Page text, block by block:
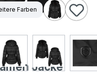
Farben
Jacke
von 5 Sternen